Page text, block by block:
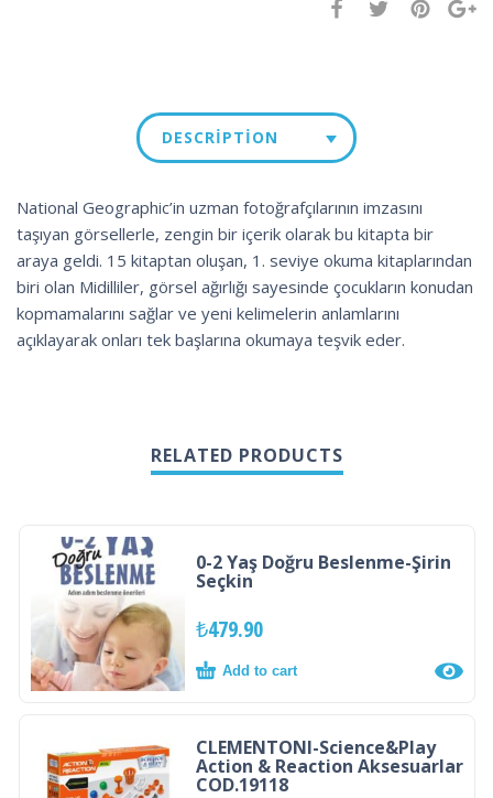
DESCRIPTION
National Geographic’in uzman fotoğrafçılarının imzasını
taşıyan görsellerle, zengin bir içerik olarak bu kitapta bir
araya geldi. 15 kitaptan oluşan, 1. seviye okuma kitaplarından
biri olan Midilliler, görsel ağırlığı sayesinde çocukların konudan
kopmamalarını sağlar ve yeni kelimelerin anlamlarını
açıklayarak onları tek başlarına okumaya teşvik eder.
RELATED PRODUCTS
0-2 Yaş Doğru Beslenme-Şirin
Seçkin
₺479.90
Add to cart
CLEMENTONI-Science&Play
Action & Reaction Aksesuarlar
COD.19118